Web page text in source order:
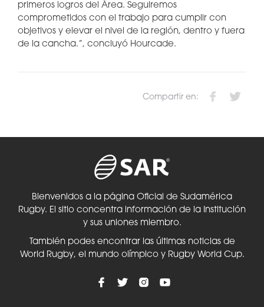
primeros logros del Área. Seguiremos
comprometidos con el trabajo para cumplir con
objetivos y elevar el nivel de la región, dentro y fuera
de la cancha.”, concluyó Hourcade.
Compartir en:
Bienvenidos a la página Oficial de Sudamérica
Rugby. El sitio concentra información de la Institución
y sus uniones miembro.
También podes encontrar las últimas noticias de
World Rugby, el mundo olímpico y Rugby World Cup.